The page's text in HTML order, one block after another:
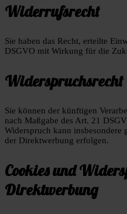
Widerrufsrecht
Sie haben das Recht, erteilte
DSGVO mit Wirkung für die
Widerspruchsrecht
Sie können der künftigen
nach Maßgabe des Art. 21
Widerspruch kann insbesondere
der Direktwerbung erfolgen.
Cookies und
Direktwerbung